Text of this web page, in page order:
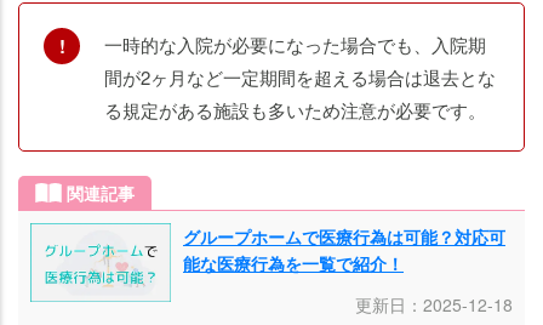
一時的な入院が必要になった場合でも、入院期
間が2ヶ月など一定期間を超える場合は退去とな
る規定がある施設も多いため注意が必要です。
関連記事
グループホームで医療行為は可能？対応可
能な医療行為を一覧で紹介！
更新日：2025-12-18